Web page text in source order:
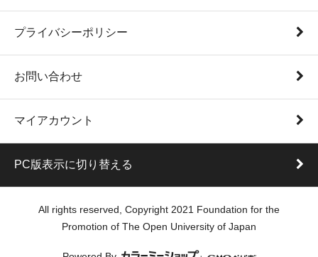
プライバシーポリシー
お問い合わせ
マイアカウント
PC版表示に切り替える
All rights reserved, Copyright 2021 Foundation for the
Promotion of The Open University of Japan